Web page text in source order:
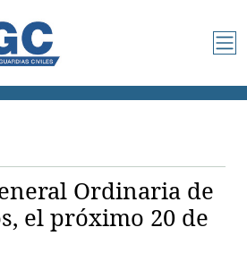
Ordinaria de
el próximo 20 de